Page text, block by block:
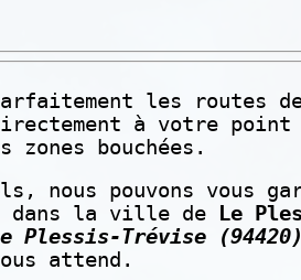
les routes
à votre
bouchées.
nous pouvons vous
dans la ville de
Le
Plessis-Trévise (94420)
attend.